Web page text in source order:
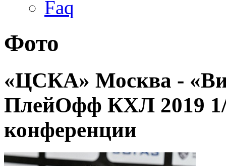
Faq
Фото
«ЦСКА» Москва -
ПлейОфф КХЛ 2019
конференции